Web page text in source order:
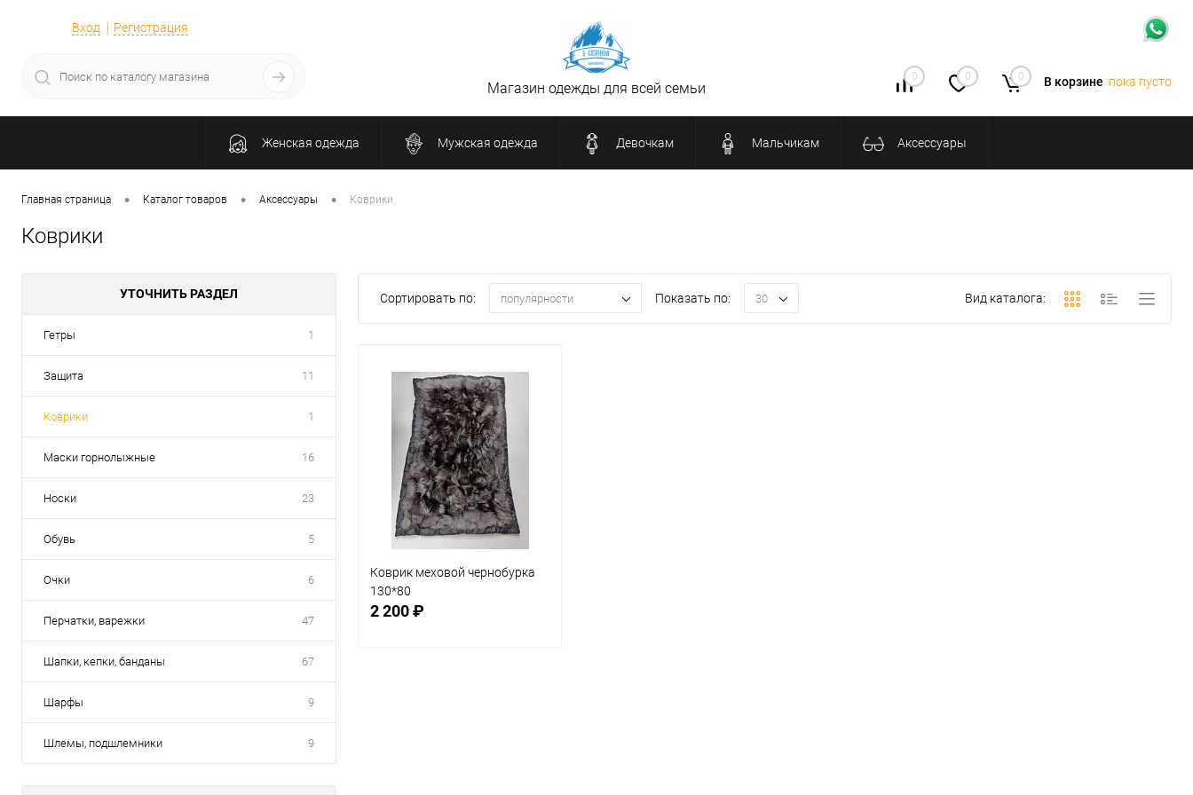
Вход Регистрация
0 0 0 В корзине пока пусто
Магазин одежды для всей семьи
Женская одежда Мужская одежда Девочкам Мальчикам Аксессуары
Главная страница • Каталог товаров • Аксессуары • Коврики
Коврики
УТОЧНИТЬ РАЗДЕЛ
Гетры 1
Защита 11
Коврики 1
Маски горнолыжные 16
Носки 23
Обувь 5
Очки 6
Перчатки, варежки 47
Шапки, кепки, банданы 67
Шарфы 9
Шлемы, подшлемники 9
Сортировать по: популярности Показать по: 30 Вид каталога:
Коврик меховой чернобурка
130*80
2 200 ₽